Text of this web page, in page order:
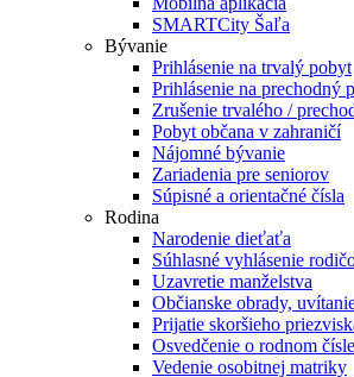
SMARTCity Šaľa
Bývanie
Prihlásenie na trvalý pobyt
Prihlásenie na prechodný
Zrušenie trvalého /
Pobyt občana v zahraničí
Nájomné bývanie
Zariadenia pre seniorov
Súpisné a orientačné čísla
Rodina
Narodenie dieťaťa
Súhlasné vyhlásenie
Uzavretie manželstva
Občianske obrady,
Prijatie skoršieho
Osvedčenie o rodnom čísle
Vedenie osobitnej matriky